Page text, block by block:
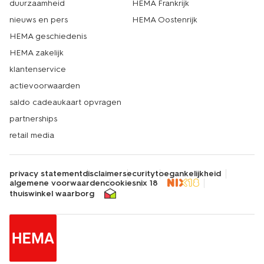
feestdagen te vieren met de prachtige kerstcollectie
van HEMA. Natuurlijk kan je naast onze heren
kerstkleding ook terecht voor dames, kinderen en
baby's. Zo ben je direct klaar voor het hele gezin! Wel zo
makkelijk. Echt HEMA.
duurzaamheid
nieuws en pers
HEMA geschiedenis
HEMA zakelijk
klantenservice
actievoorwaarden
saldo cadeaukaart opvragen
partnerships
retail media
HEMA Frankrijk
HEMA Oostenrijk
privacy statementdisclaimersecuritytoegankelijkheid
algemene voorwaardencookiesnix 18
thuiswinkel waarborg